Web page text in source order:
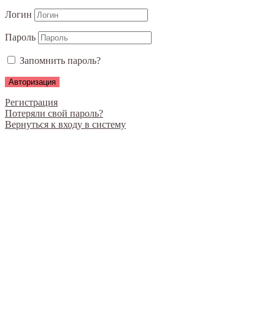
Логин
Пароль
Запомнить пароль?
Регистрация
Потеряли свой пароль?
Вернуться к входу в систему